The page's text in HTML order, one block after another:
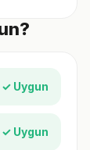
✓ Uygun
✓ Uygun